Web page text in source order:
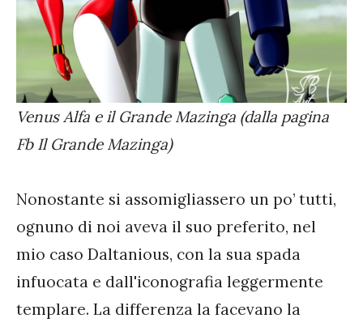
Venus Alfa e il Grande Mazinga (dalla pagina
Fb Il Grande Mazinga)
Nonostante si assomigliassero un po’ tutti,
ognuno di noi aveva il suo preferito, nel
mio caso Daltanious, con la sua spada
infuocata e dall'iconografia leggermente
templare. La differenza la facevano la